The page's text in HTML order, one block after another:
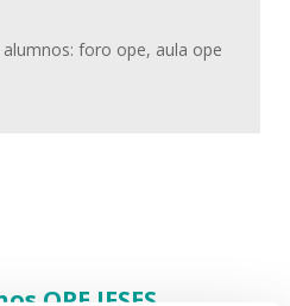
foro ope, aula ope
OPE IFSES